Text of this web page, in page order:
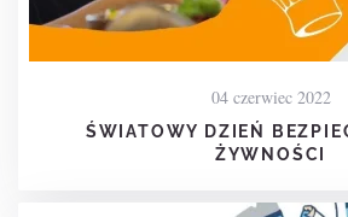
04 czerwiec 2022
ŚWIATOWY DZIEŃ
ŻYWNOŚCI